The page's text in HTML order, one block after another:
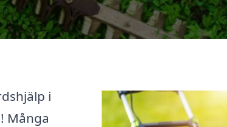
i
Många